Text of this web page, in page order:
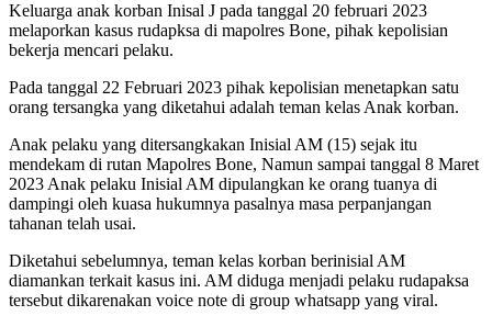
Keluarga anak korban Inisal J pada tanggal 20 februari 2023
melaporkan kasus rudapksa di mapolres Bone, pihak kepolisian
bekerja mencari pelaku.
Pada tanggal 22 Februari 2023 pihak kepolisian menetapkan satu
orang tersangka yang diketahui adalah teman kelas Anak korban.
Anak pelaku yang ditersangkakan Inisial AM (15) sejak itu
mendekam di rutan Mapolres Bone, Namun sampai tanggal 8 Maret
2023 Anak pelaku Inisial AM dipulangkan ke orang tuanya di
dampingi oleh kuasa hukumnya pasalnya masa perpanjangan
tahanan telah usai.
Diketahui sebelumnya, teman kelas korban berinisial AM
diamankan terkait kasus ini. AM diduga menjadi pelaku rudapaksa
tersebut dikarenakan voice note di group whatsapp yang viral.